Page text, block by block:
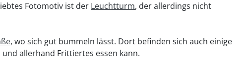
Fotomotiv ist der Leuchtturm, der allerdings nicht
, wo sich gut bummeln lässt. Dort befinden sich auch einige
allerhand Frittiertes essen kann.